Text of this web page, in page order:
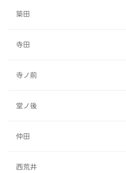
築田
寺田
寺ノ前
堂ノ後
仲田
西荒井